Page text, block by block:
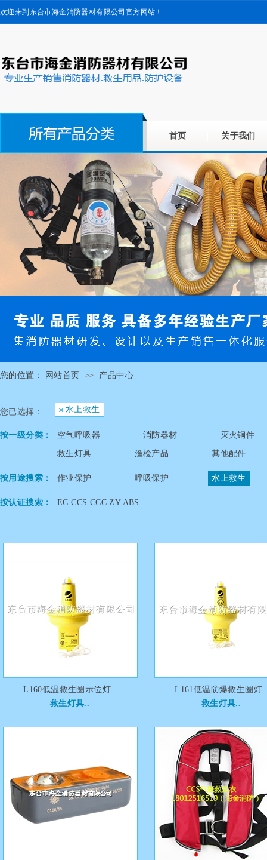
欢迎来到东台市海金消防器材有限公司官方网站！
首页 关于我们
您的位置： 网站首页 >> 产品中心
您已选择： 水上救生
按一级分类： 空气呼吸器 消防器材 灭火铜件
救生灯具 渔检产品 其他配件
按用途搜索： 作业保护 呼吸保护 水上救生
按认证搜索： EC CCS CCC ZY ABS
L160低温救生圈示位灯..
救生灯具..
L161低温防爆救生圈灯..
救生灯具..